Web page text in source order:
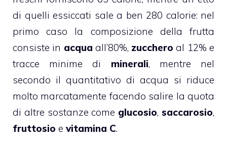
di quelli essiccati sale a ben 280 calorie: nel
primo caso la composizione della frutta
consiste in acqua all’80%, zucchero al 12% e
tracce minime di minerali, mentre nel
secondo il quantitativo di acqua si riduce
molto marcatamente facendo salire la quota
di altre sostanze come glucosio,saccarosio,
fruttosio e vitamina C.